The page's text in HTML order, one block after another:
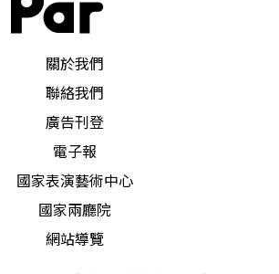
關於我們
聯絡我們
廣告刊登
電子報
國家表演藝術中心
國家兩廳院
網站導覽